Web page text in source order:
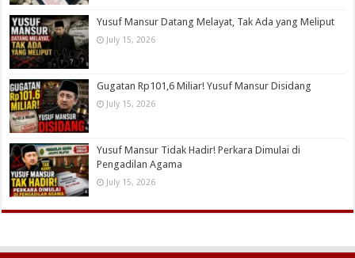
Yusuf Mansur Datang Melayat, Tak Ada yang Meliput
July 15, 2026
Gugatan Rp101,6 Miliar! Yusuf Mansur Disidang
July 15, 2026
Yusuf Mansur Tidak Hadir! Perkara Dimulai di
Pengadilan Agama
July 15, 2026